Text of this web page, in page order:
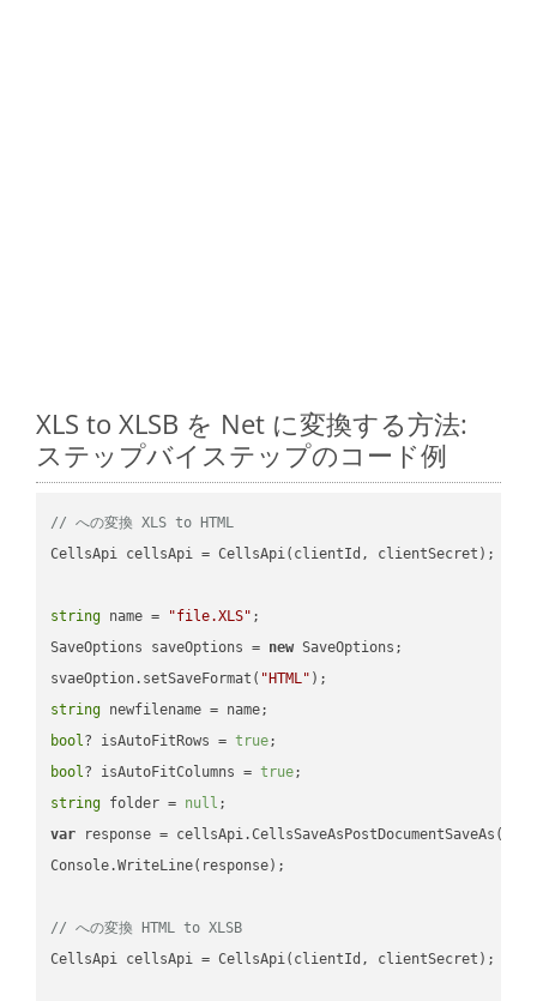
XLS to XLSB を Net に変換する方法:
ステップバイステップのコード例
// への変換 XLS to HTML
CellsApi cellsApi = CellsApi(clientId, clientSecret);
string name = "file.XLS" ;
SaveOptions saveOptions = new SaveOptions;
svaeOption.setSaveFormat( "HTML"
string
bool? isAutoFitRows = true
bool? isAutoFitColumns = true
string folder = null
var response =
Console.WriteLine(response);
// への変換 HTML to XLSB
CellsApi cellsApi = CellsApi(clientId, clientSecret);